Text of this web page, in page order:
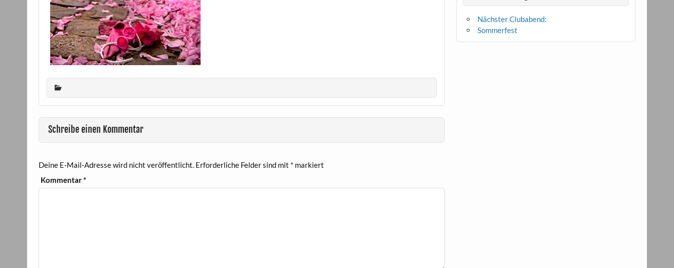
Schreibe einen Kommentar
Deine E-Mail-Adresse wird nicht veröffentlicht. Erforderliche Felder sind mit * markiert
Kommentar*
Nächster Clubabend:
Sommerfest